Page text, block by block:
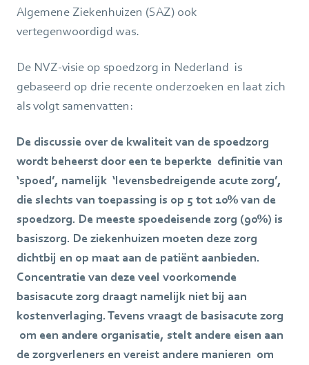
Algemene Ziekenhuizen (SAZ) ook
vertegenwoordigd was.
De NVZ-visie op spoedzorg in Nederland is
gebaseerd op drie recente onderzoeken en laat zich
als volgt samenvatten:
De discussie over de kwaliteit van de spoedzorg
wordt beheerst door een te beperkte definitie van
‘spoed’, namelijk ‘levensbedreigende acute zorg’,
die slechts van toepassing is op 5 tot 10% van de
spoedzorg. De meeste spoedeisende zorg (90%) is
basiszorg. De ziekenhuizen moeten deze zorg
dichtbij en op maat aan de patiënt aanbieden.
Concentratie van deze veel voorkomende
basisacute zorg draagt namelijk niet bij aan
kostenverlaging. Tevens vraagt de basisacute zorg
om een andere organisatie, stelt andere eisen aan
de zorgverleners en vereist andere manieren om